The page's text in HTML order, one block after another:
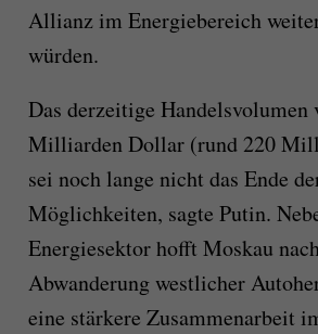
Allianz im Energiebereich
würden.
Das derzeitige Handelsvolumen
Milliarden Dollar (rund 220
sei noch lange nicht das Ende
Möglichkeiten, sagte Putin.
Energiesektor hofft Moskau
Abwanderung westlicher
eine stärkere Zusammenarbeit